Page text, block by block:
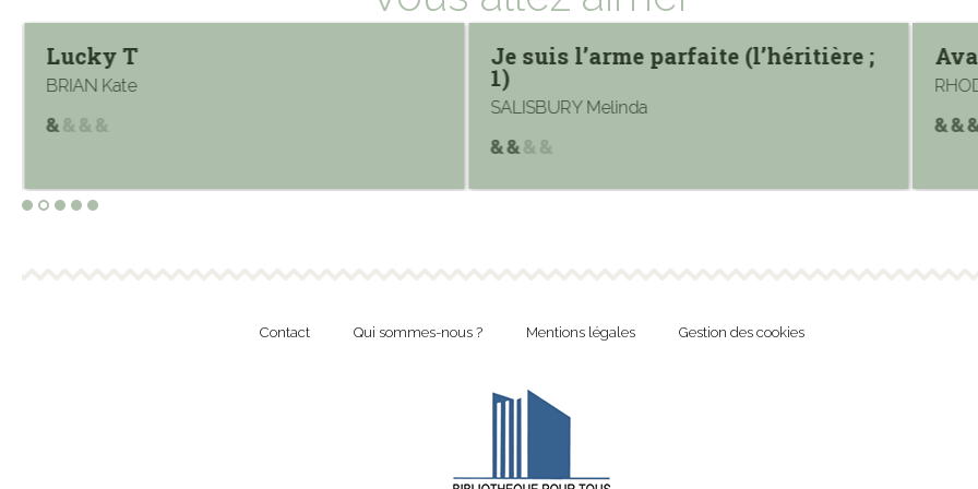
Lucky T
BRIAN Kate
Je suis l’arme parfaite (l’héritière ;
1)
SALISBURY Melinda
Contact Qui sommes-nous ? Mentions légales Gestion des cookies